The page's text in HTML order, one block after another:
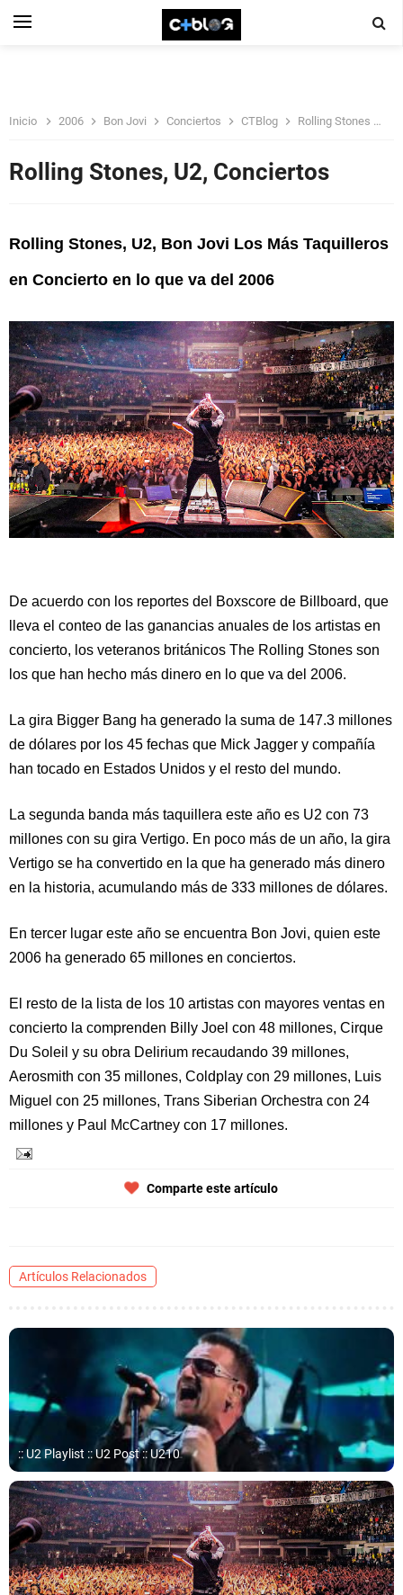
Inicio 2006 Bon Jovi Conciertos CTBlog Rolling Stones
Rolling Stones, U2, Conciertos
Rolling Stones, U2, Bon Jovi Los Más Taquilleros
en Concierto en lo que va del 2006
De acuerdo con los reportes del Boxscore de Billboard, que
lleva el conteo de las ganancias anuales de los artistas en
concierto, los veteranos británicos The Rolling Stones son
los que han hecho más dinero en lo que va del 2006.
La gira Bigger Bang ha generado la suma de 147.3 millones
de dólares por los 45 fechas que Mick Jagger y compañía
han tocado en Estados Unidos y el resto del mundo.
La segunda banda más taquillera este año es U2 con 73
millones con su gira Vertigo. En poco más de un año, la gira
Vertigo se ha convertido en la que ha generado más dinero
en la historia, acumulando más de 333 millones de dólares.
En tercer lugar este año se encuentra Bon Jovi, quien este
2006 ha generado 65 millones en conciertos.
El resto de la lista de los 10 artistas con mayores ventas en
concierto la comprenden Billy Joel con 48 millones, Cirque
Du Soleil y su obra Delirium recaudando 39 millones,
Aerosmith con 35 millones, Coldplay con 29 millones, Luis
Miguel con 25 millones, Trans Siberian Orchestra con 24
millones y Paul McCartney con 17 millones.
Comparte este artículo
Artículos Relacionados
:: U2 Playlist :: U2 Post :: U210